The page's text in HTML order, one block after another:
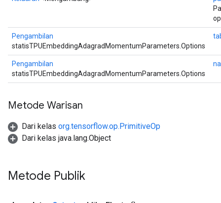
Pengambilan
statisTPUEmbeddingAdagradMomentumParameters.Options
Pengambilan
statisTPUEmbeddingAdagradMomentumParameters.Options
Metode Warisan
Dari kelas org.tensorflow.op.PrimitiveOp
Dari kelas java.lang.Object
Metode Publik